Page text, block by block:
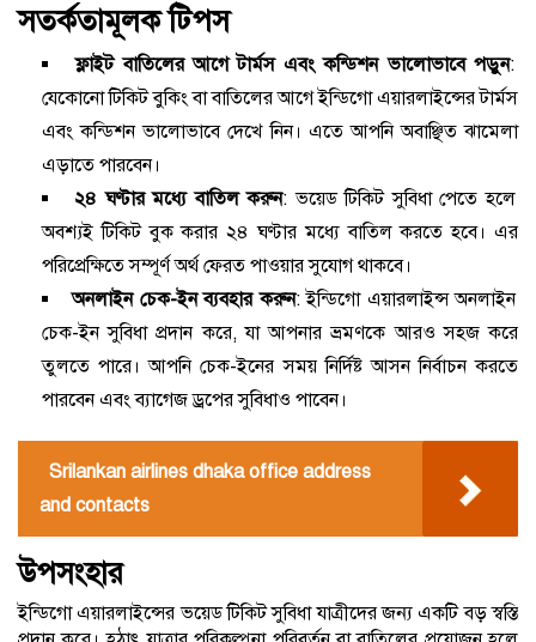
সতর্কতামূলক টিপস
ফ্লাইট বাতিলের আগে টার্মস এবং কন্ডিশন ভালোভাবে পড়ুন:
যেকোনো টিকিট বুকিং বা বাতিলের আগে ইন্ডিগো এয়ারলাইন্সের টার্মস
এবং কন্ডিশন ভালোভাবে দেখে নিন। এতে আপনি অবাঞ্ছিত ঝামেলা
এড়াতে পারবেন।
২৪ ঘণ্টার মধ্যে বাতিল করুন: ভয়েড টিকিট সুবিধা পেতে হলে
অবশ্যই টিকিট বুক করার ২৪ ঘণ্টার মধ্যে বাতিল করতে হবে। এর
পরিপ্রেক্ষিতে সম্পূর্ণ অর্থ ফেরত পাওয়ার সুযোগ থাকবে।
অনলাইন চেক-ইন ব্যবহার করুন: ইন্ডিগো এয়ারলাইন্স অনলাইন
চেক-ইন সুবিধা প্রদান করে, যা আপনার ভ্রমণকে আরও সহজ করে
তুলতে পারে। আপনি চেক-ইনের সময় নির্দিষ্ট আসন নির্বাচন করতে
পারবেন এবং ব্যাগেজ ড্রপের সুবিধাও পাবেন।
Srilankan airlines dhaka office address
and contacts
উপসংহার
ইন্ডিগো এয়ারলাইন্সের ভয়েড টিকিট সুবিধা যাত্রীদের জন্য একটি বড় স্বস্তি